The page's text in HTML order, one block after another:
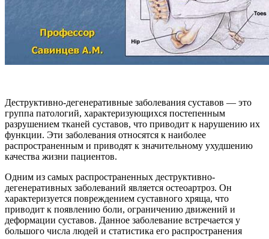
Деструктивно-дегенеративные заболевания суставов — это
группа патологий, характеризующихся постепенным
разрушением тканей суставов, что приводит к нарушению их
функции. Эти заболевания относятся к наиболее
распространенным и приводят к значительному ухудшению
качества жизни пациентов.
Одним из самых распространенных деструктивно-
дегенеративных заболеваний является остеоартроз. Он
характеризуется повреждением суставного хряща, что
приводит к появлению боли, ограничению движений и
деформации суставов. Данное заболевание встречается у
большого числа людей и статистика его распространения